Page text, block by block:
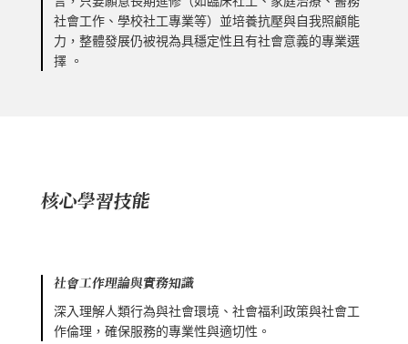
社會工作、學校社工專業等）並培養抗壓與自我照顧能
力，整體發展仍被視為具穩定性且有社會意義的專業選
擇 。
核心學習技能
社會工作理論與實務知識
深入理解人類行為與社會環境、社會福利政策與社會工
作倫理，確保服務的專業性與適切性。